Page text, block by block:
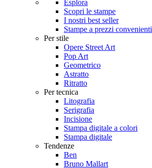
Esplora
Scopri le stampe
I nostri best seller
Stampe a prezzi convenienti
Per stile
Opere Street Art
Pop Art
Geometrico
Astratto
Ritratto
Per tecnica
Litografia
Serigrafia
Incisione
Stampa digitale a colori
Stampa digitale
Tendenze
Ben
Bruno Mallart